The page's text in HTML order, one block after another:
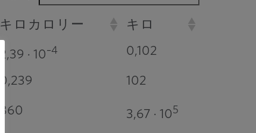
キロカロリー
キロ
2,39 · 10–4 0,102
0,239 102
860 3,67 · 105